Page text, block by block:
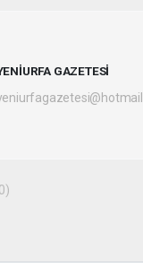
GAZETESİ